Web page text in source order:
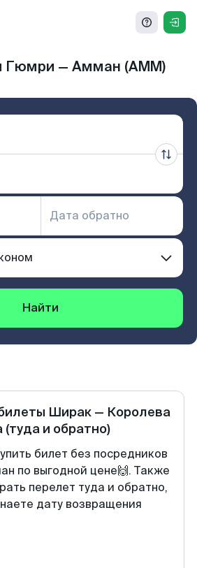
Гюмри — Амман (AMM)
Найти
Ширак — Королева
(туда и обратно)
билет без посредников
по выгодной цене🙌. Также
перелет туда и обратно,
дату возвращения